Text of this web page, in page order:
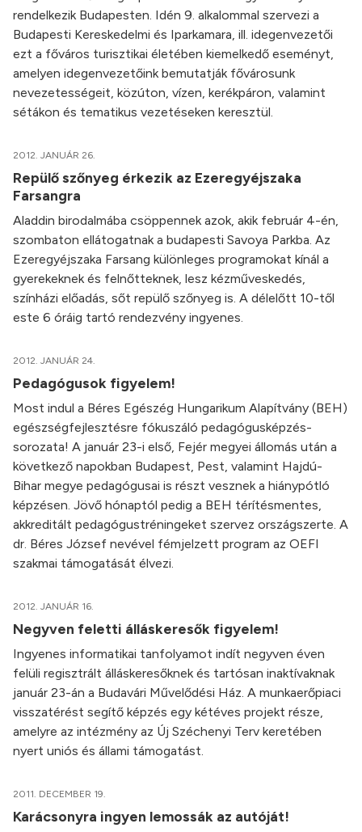
rendelkezik Budapesten. Idén 9. alkalommal szervezi a
Budapesti Kereskedelmi és Iparkamara, ill. idegenvezetői
ezt a főváros turisztikai életében kiemelkedő eseményt,
amelyen idegenvezetőink bemutatják fővárosunk
nevezetességeit, közúton, vízen, kerékpáron, valamint
sétákon és tematikus vezetéseken keresztül.
2012. JANUÁR 26.
Repülő szőnyeg érkezik az Ezeregyéjszaka
Farsangra
Aladdin birodalmába csöppennek azok, akik február 4-én,
szombaton ellátogatnak a budapesti Savoya Parkba. Az
Ezeregyéjszaka Farsang különleges programokat kínál a
gyerekeknek és felnőtteknek, lesz kézműveskedés,
színházi előadás, sőt repülő szőnyeg is. A délelőtt 10-től
este 6 óráig tartó rendezvény ingyenes.
2012. JANUÁR 24.
Pedagógusok figyelem!
Most indul a Béres Egészég Hungarikum Alapítvány (BEH)
egészségfejlesztésre fókuszáló pedagógusképzés-
sorozata! A január 23-i első, Fejér megyei állomás után a
következő napokban Budapest, Pest, valamint Hajdú-
Bihar megye pedagógusai is részt vesznek a hiánypótló
képzésen. Jövő hónaptól pedig a BEH térítésmentes,
akkreditált pedagógustréningeket szervez országszerte. A
dr. Béres József nevével fémjelzett program az OEFI
szakmai támogatását élvezi.
2012. JANUÁR 16.
Negyven feletti álláskeresők figyelem!
Ingyenes informatikai tanfolyamot indít negyven éven
felüli regisztrált álláskeresőknek és tartósan inaktívaknak
január 23-án a Budavári Művelődési Ház. A munkaerőpiaci
visszatérést segítő képzés egy kétéves projekt része,
amelyre az intézmény az Új Széchenyi Terv keretében
nyert uniós és állami támogatást.
2011. DECEMBER 19.
Karácsonyra ingyen lemossák az autóját!